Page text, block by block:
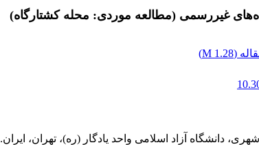
غیررسمی (مطالعه موردی: محله کشتارگاه)
(
1.28 M
)
دانشگاه آزاد اسلامی واحد یادگار (ره)، تهران، ایران.